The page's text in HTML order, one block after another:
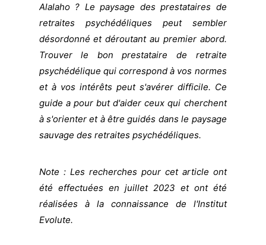
Alalaho ? Le paysage des prestataires de
retraites psychédéliques peut sembler
désordonné et déroutant au premier abord.
Trouver le bon prestataire de retraite
psychédélique qui correspond à vos normes
et à vos intérêts peut s'avérer difficile. Ce
guide a pour but d'aider ceux qui cherchent
à s'orienter et à être guidés dans le paysage
sauvage des retraites psychédéliques.
Note : Les recherches pour cet article ont
été effectuées en juillet 2023 et ont été
réalisées à la connaissance de l'Institut
Evolute.